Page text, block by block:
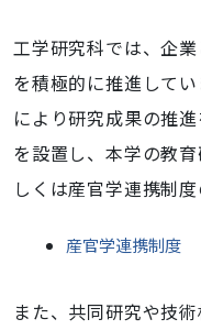
工学研究科では、企
を積極的に推進して
により研究成果の推
を設置し、本学の教
しくは産官学連携制
産官学連携制度
また、共同研究や技